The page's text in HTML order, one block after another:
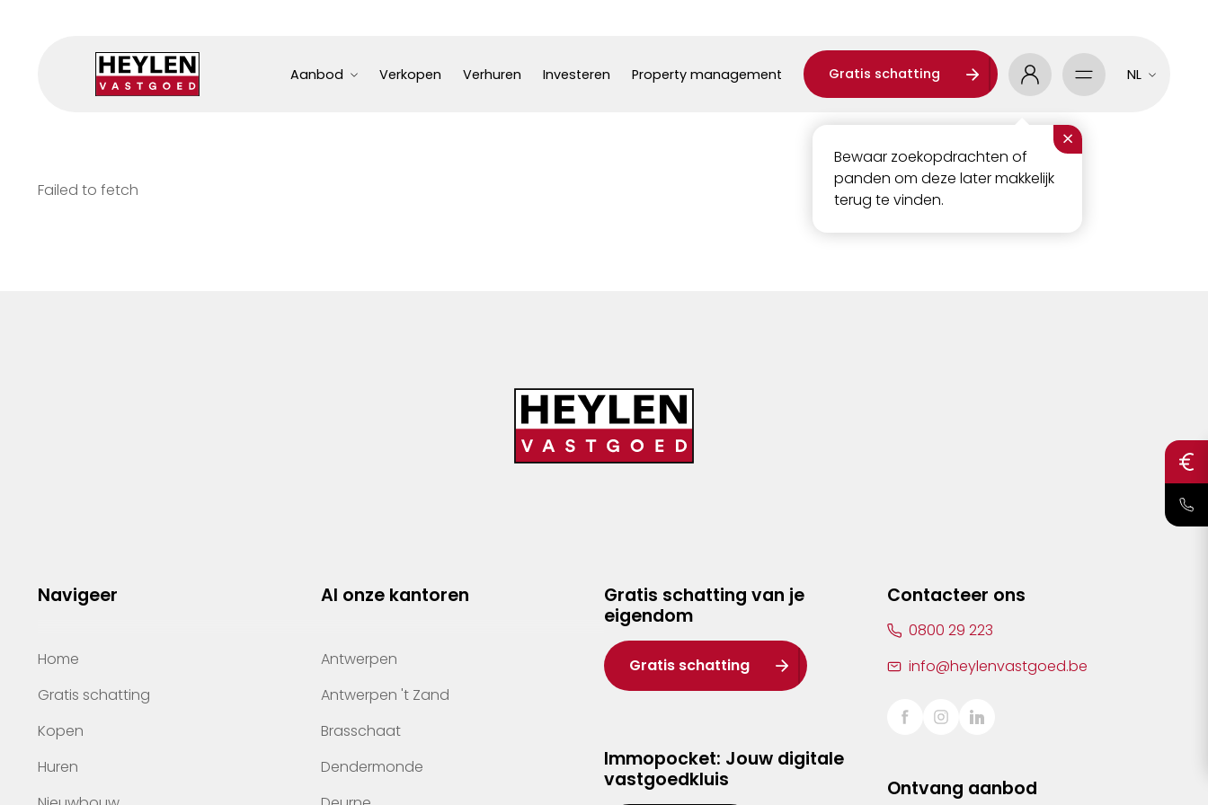
Aanbod Verkopen Verhuren Investeren Property management Gratis schatting
×
Bewaar zoekopdrachten of
panden om deze later makkelijk
terug te vinden.
NL
Failed to fetch
Navigeer
Home
Gratis schatting
Kopen
Huren
Al onze kantoren
Antwerpen
Antwerpen 't Zand
Brasschaat
Dendermonde
Gratis schatting van je
eigendom
Gratis schatting
Immopocket: Jouw digitale
vastgoedkluis
Contacteer ons
0800 29 223
info@heylenvastgoed.be
Ontvang aanbod